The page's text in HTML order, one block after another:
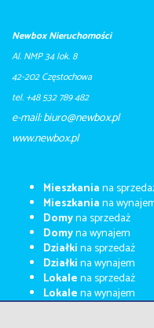
Newbox Nieruchomości
Al. NMP 34 lok. 8
42-202 Częstochowa
tel. +48 532 789 482
e-mail: biuro@newbox.pl
​​​​​www.newbox.pl
Mieszkaniana
Mieszkaniana
Domyna sprzedaż
Domyna wynajem
Działkina sprzedaż
Działkina wynajem
Lokalena sprzedaż
Lokalena wynajem